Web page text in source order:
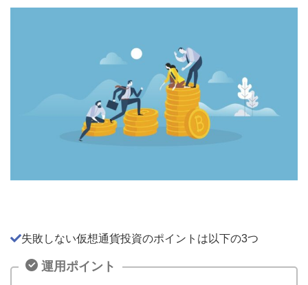
失敗しない仮想通貨投資のポイントは以下の3つ
運用ポイント